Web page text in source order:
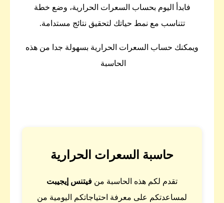
فابدأ اليوم بحساب السعرات الحرارية، وضع خطة
تتناسب مع نمط حياتك لتحقيق نتائج مستدامة.
ويمكنك حساب السعرات الحرارية بسهولة جدا من هذه
الحاسبة
حاسبة السعرات الحرارية
تقدم لكم هذه الحاسبة من فيتنس إيجيبت
لمساعدتكم على معرفة احتياجاتكم اليومية من